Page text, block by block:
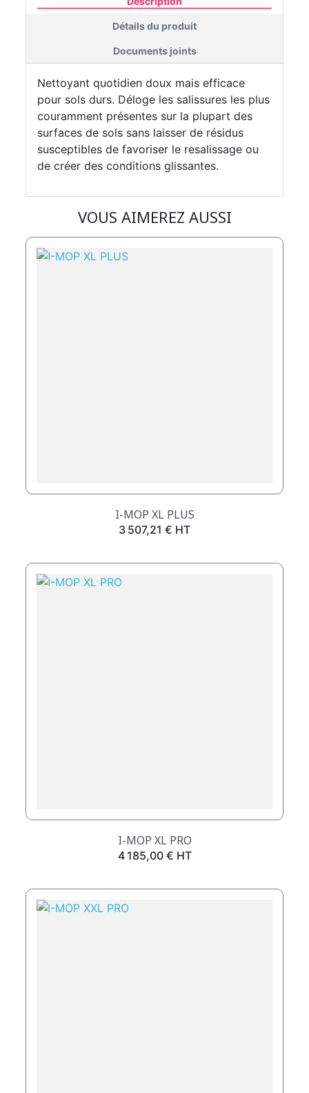
Détails du produit
Documents joints
Nettoyant quotidien doux mais efficace
pour sols durs. Déloge les salissures les plus
couramment présentes sur la plupart des
surfaces de sols sans laisser de résidus
susceptibles de favoriser le resalissage ou
de créer des conditions glissantes.
VOUS AIMEREZ AUSSI
I-MOP XL PLUS
Prix
3 507,21 € HT
I-MOP XL PRO
Prix
4 185,00 € HT